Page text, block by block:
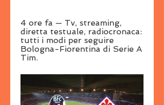
4 ore fa — Tv, streaming,
diretta testuale, radiocronaca:
tutti i modi per seguire
Bologna-Fiorentina di Serie A
Tim.